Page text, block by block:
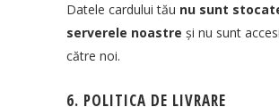
Datele cardului tău nu sunt
serverele noastre și nu sunt
către noi.
6. POLITICA DE LIVRARE